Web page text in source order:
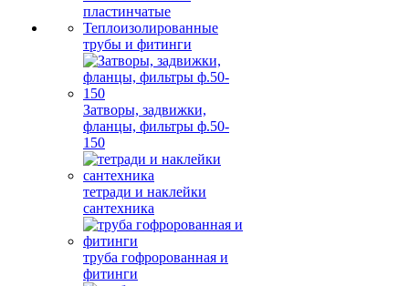
пластинчатые
Теплоизолированные
трубы и фитинги
Затворы, задвижки,
фланцы, фильтры ф.50-
150
тетради и наклейки
сантехника
труба гофророванная и
фитинги